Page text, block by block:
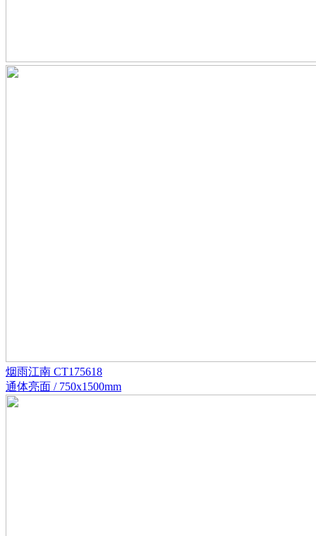
烟雨江南 CT175618
通体亮面 / 750x1500mm